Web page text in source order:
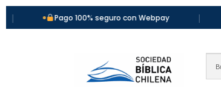
Pago 100% seguro con Webpay | Más